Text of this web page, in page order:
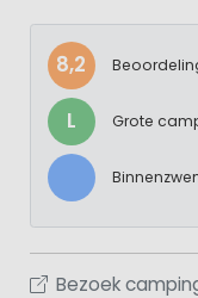
8,2
L Grote
Bezoek